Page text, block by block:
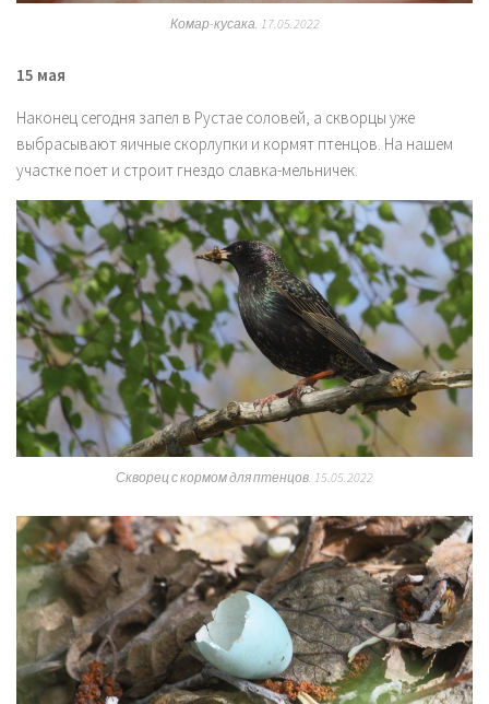
Комар-кусака. 17.05.2022
15 мая
Наконец сегодня запел в Рустае соловей, а скворцы уже
выбрасывают яичные скорлупки и кормят птенцов. На нашем
участке поет и строит гнездо славка-мельничек.
Скворец с кормом для птенцов. 15.05.2022